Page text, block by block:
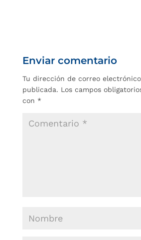
Enviar comentario
Tu dirección de correo
publicada. Los campos
con *